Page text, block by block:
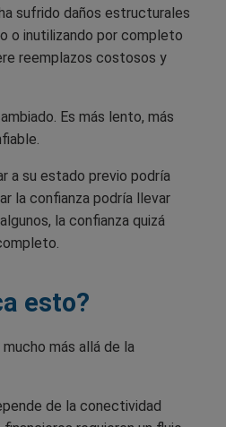
sufrido daños estructurales
o inutilizando por completo
reemplazos costosos y
Es más lento, más
a su estado previo podría
la confianza podría llevar
la confianza quizá
esto?
más allá de la
de la conectividad